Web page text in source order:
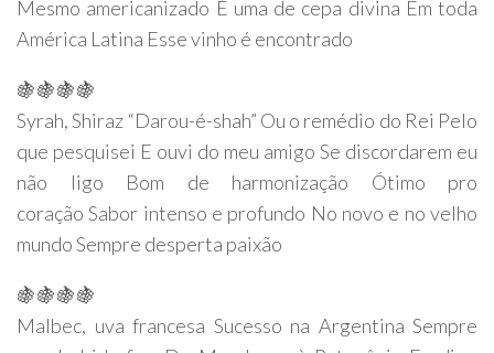
Mesmo americanizado É uma de cepa divina Em toda
América Latina Esse vinho é encontrado
🍇🍇🍇🍇
Syrah, Shiraz “Darou-é-shah” Ou o remédio do Rei Pelo
que pesquisei E ouvi do meu amigo Se discordarem eu
não ligo Bom de harmonização Ótimo pro
coração Sabor intenso e profundo No novo e no velho
mundo Sempre desperta paixão
🍇🍇🍇🍇
Malbec, uva francesa Sucesso na Argentina Sempre